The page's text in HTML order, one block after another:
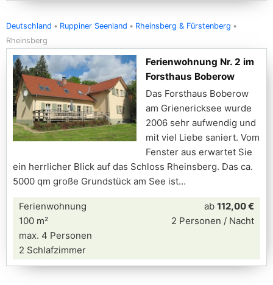
Deutschland Ruppiner Seenland
Rheinsberg & Fürstenberg
Rheinsberg
Ferienwohnung Nr. 2 im
Forsthaus Boberow
Das Forsthaus Boberow
am Grienericksee wurde
2006 sehr aufwendig und
mit viel Liebe saniert. Vom
Fenster aus erwartet Sie
ein herrlicher Blick auf das Schloss Rheinsberg. Das ca.
5000 qm große Grundstück am See ist
Ferienwohnung
100 m²
max. 4 Personen
2 Schlafzimmer
ab 112,00 €
2 Personen / Nacht